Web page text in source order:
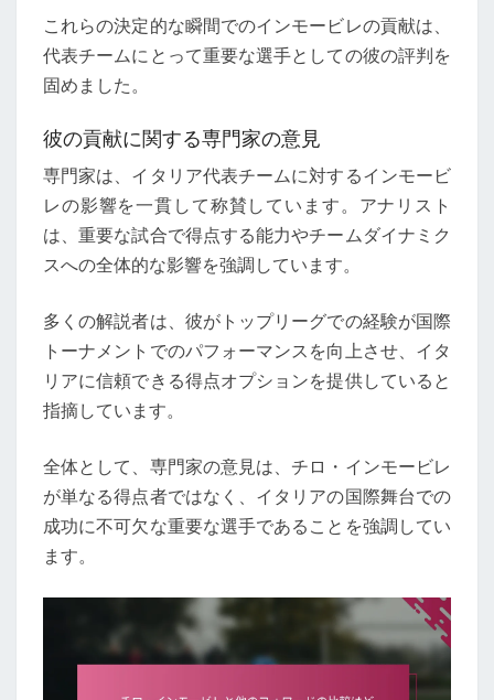
これらの決定的な瞬間でのインモービレの貢献は、
代表チームにとって重要な選手としての彼の評判を
固めました。
彼の貢献に関する専門家の意見
専門家は、イタリア代表チームに対するインモービ
レの影響を一貫して称賛しています。アナリスト
は、重要な試合で得点する能力やチームダイナミク
スへの全体的な影響を強調しています。
多くの解説者は、彼がトップリーグでの経験が国際
トーナメントでのパフォーマンスを向上させ、イタ
リアに信頼できる得点オプションを提供していると
指摘しています。
全体として、専門家の意見は、チロ・インモービレ
が単なる得点者ではなく、イタリアの国際舞台での
成功に不可欠な重要な選手であることを強調してい
ます。